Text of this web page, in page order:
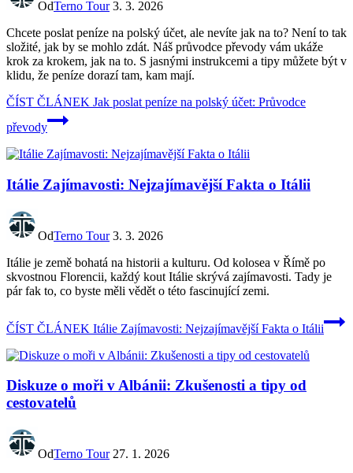
OdTerno Tour 3. 3. 2026
Chcete poslat peníze na polský účet, ale nevíte jak na to? Není to tak
složité, jak by se mohlo zdát. Náš průvodce převody vám ukáže
krok za krokem, jak na to. S jasnými instrukcemi a tipy můžete být v
klidu, že peníze dorazí tam, kam mají.
ČÍST ČLÁNEK Jak poslat peníze na polský účet: Průvodce
převody
Itálie Zajímavosti: Nejzajímavější Fakta o Itálii
OdTerno Tour 3. 3. 2026
Itálie je země bohatá na historii a kulturu. Od kolosea v Římě po
skvostnou Florencii, každý kout Itálie skrývá zajímavosti. Tady je
pár fak to, co byste měli vědět o této fascinující zemi.
ČÍST ČLÁNEK Itálie Zajímavosti: Nejzajímavější Fakta o Itálii
Diskuze o moři v Albánii: Zkušenosti a tipy od
cestovatelů
OdTerno Tour 27. 1. 2026